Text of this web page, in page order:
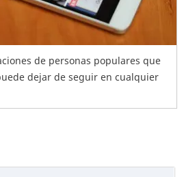
de personas populares que
dejar de seguir en cualquier